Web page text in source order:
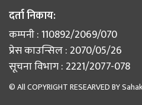
दर्ता निकाय:
कम्पनी : 110892/2069/070
प्रेस काउन्सिल : 2070/05/26
सूचना विभाग : 2221/2077-078
© All COPYRIGHT RESEARVED BY